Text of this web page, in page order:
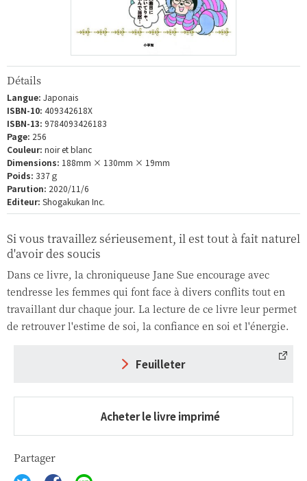
Détails
Langue: Japonais
ISBN-10: 409342618X
ISBN-13: 9784093426183
Page: 256
Couleur: noir et blanc
Dimensions: 188mm × 130mm × 19mm
Poids: 337ｇ
Parution: 2020/11/6
Editeur: Shogakukan Inc.
Si vous travaillez sérieusement, il est tout à fait naturel
d'avoir des soucis
Dans ce livre, la chroniqueuse Jane Sue encourage avec
tendresse les femmes qui font face à divers conflits tout en
travaillant dur chaque jour. La lecture de ce livre leur permet
de retrouver l'estime de soi, la confiance en soi et l'énergie.
Feuilleter
Acheter le livre imprimé
Partager